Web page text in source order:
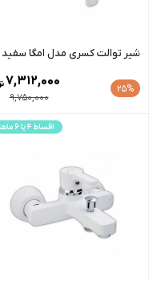
شیر توالت کسری مدل امگا سفید
25%
9,750,000
7,312,000